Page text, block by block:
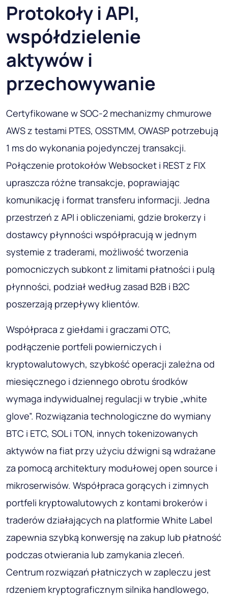
Protokoły i API,
współdzielenie
aktywów i
przechowywanie
Certyfikowane w SOC-2 mechanizmy chmurowe
AWS z testami PTES, OSSTMM, OWASP potrzebują
1 ms do wykonania pojedynczej transakcji.
Połączenie protokołów Websocket i REST z FIX
upraszcza różne transakcje, poprawiając
komunikację i format transferu informacji. Jedna
przestrzeń z API i obliczeniami, gdzie brokerzy i
dostawcy płynności współpracują w jednym
systemie z traderami, możliwość tworzenia
pomocniczych subkont z limitami płatności i pulą
płynności, podział według zasad B2B i B2C
poszerzają przepływy klientów.
Współpraca z giełdami i graczami OTC,
podłączenie portfeli powierniczych i
kryptowalutowych, szybkość operacji zależna od
miesięcznego i dziennego obrotu środków
wymaga indywidualnej regulacji w trybie „white
glove”. Rozwiązania technologiczne do wymiany
BTC i ETC, SOL i TON, innych tokenizowanych
aktywów na fiat przy użyciu dźwigni są wdrażane
za pomocą architektury modułowej open source i
mikroserwisów. Współpraca gorących i zimnych
portfeli kryptowalutowych z kontami brokerów i
traderów działających na platformie White Label
zapewnia szybką konwersję na zakup lub płatność
podczas otwierania lub zamykania zleceń.
Centrum rozwiązań płatniczych w zapleczu jest
rdzeniem kryptograficznym silnika handlowego,